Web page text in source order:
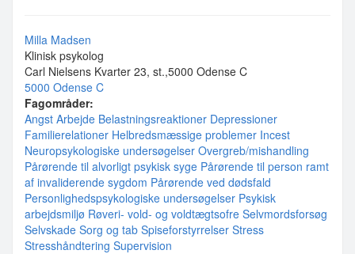
Milla Madsen
Klinisk psykolog
Carl Nielsens Kvarter 23, st.,5000 Odense C
5000 Odense C
Fagområder:
Angst Arbejde Belastningsreaktioner Depressioner
Familierelationer Helbredsmæssige problemer Incest
Neuropsykologiske undersøgelser Overgreb/mishandling
Pårørende til alvorligt psykisk syge Pårørende til person ramt
af invaliderende sygdom Pårørende ved dødsfald
Personlighedspsykologiske undersøgelser Psykisk
arbejdsmiljø Røveri- vold- og voldtægtsofre Selvmordsforsøg
Selvskade Sorg og tab Spiseforstyrrelser Stress
Stresshåndtering Supervision